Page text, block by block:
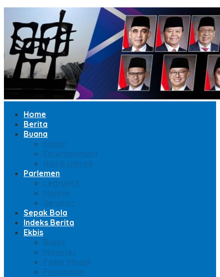
Home
Berita
Buana
Sosial
Entertainment
Haji & Umroh
Parlemen
Legislatif
Majelis
Senator
Sepak Bola
Indeks Berita
Ekbis
Bisnis
Moneter
Pasar Modal
Perbankan